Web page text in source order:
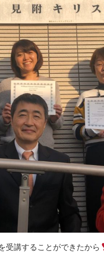
受講することができたから